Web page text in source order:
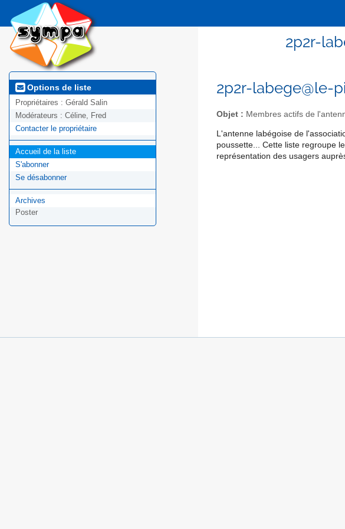
2p2r-
Options de liste
Propriétaires : Gérald Salin
Modérateurs : Céline, Fred
Contacter le propriétaire
Accueil de la liste
S'abonner
Se désabonner
Archives
Poster
2p2r-labege@le-
Objet : Membres actifs de
L'antenne labégoise de
poussette... Cette liste regroupe
représentation des usagers